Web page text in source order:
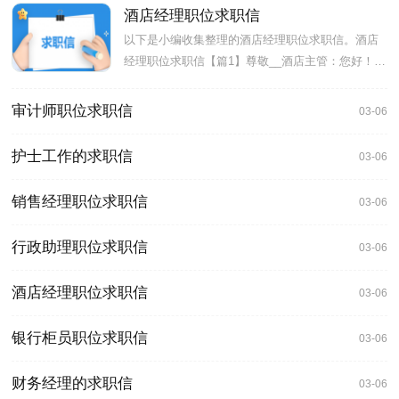
酒店经理职位求职信
以下是小编收集整理的酒店经理职位求职信。酒店
经理职位求职信【篇1】尊敬__酒店主管：您好！很
审计师职位求职信 03-06
护士工作的求职信 03-06
销售经理职位求职信 03-06
行政助理职位求职信 03-06
酒店经理职位求职信 03-06
银行柜员职位求职信 03-06
财务经理的求职信 03-06